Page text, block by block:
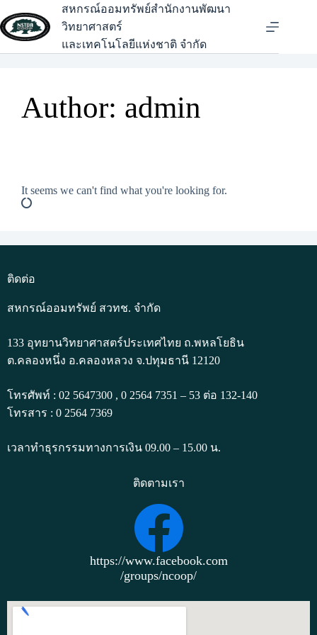
สหกรณ์ออมทรัพย์สำนักงานพัฒนา
วิทยาศาสตร์
และเทคโนโลยีแห่งชาติ จำกัด
Author: admin
It seems we can't find what you're looking for.
ติดต่อ
สหกรณ์ออมทรัพย์ สวทช. จำกัด
133 อุทยานวิทยาศาสตร์ประเทศไทย ถ.พหลโยธิน
ต.คลองหนึ่ง อ.คลองหลวง จ.ปทุมธานี 12120
โทรศัพท์ : 02 5647300 , 0 2564 7351 – 53 ต่อ 132-140
โทรสาร : 0 2564 7369
เวลาทำธุรกรรมทางการเงิน 09.00 – 15.00 น.
ติดตามเรา
https://www.facebook.com
/groups/ncoop/